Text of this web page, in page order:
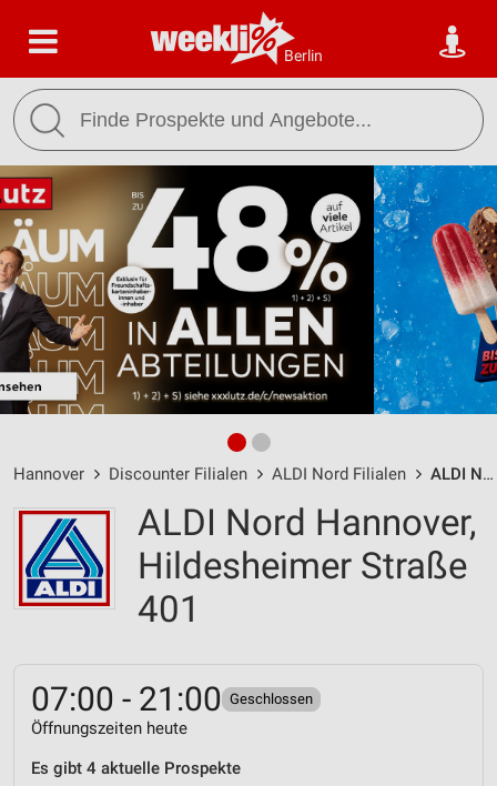
Berlin
Hannover Discounter Filialen ALDI Nord Filialen ALDI Nord Hannover / Hildesheimer Straße 401 - Öffnungszeiten & Adresse
ALDI Nord Hannover,
Hildesheimer Straße
401
07:00 - 21:00 Geschlossen
Öffnungszeiten heute
Es gibt 4 aktuelle Prospekte